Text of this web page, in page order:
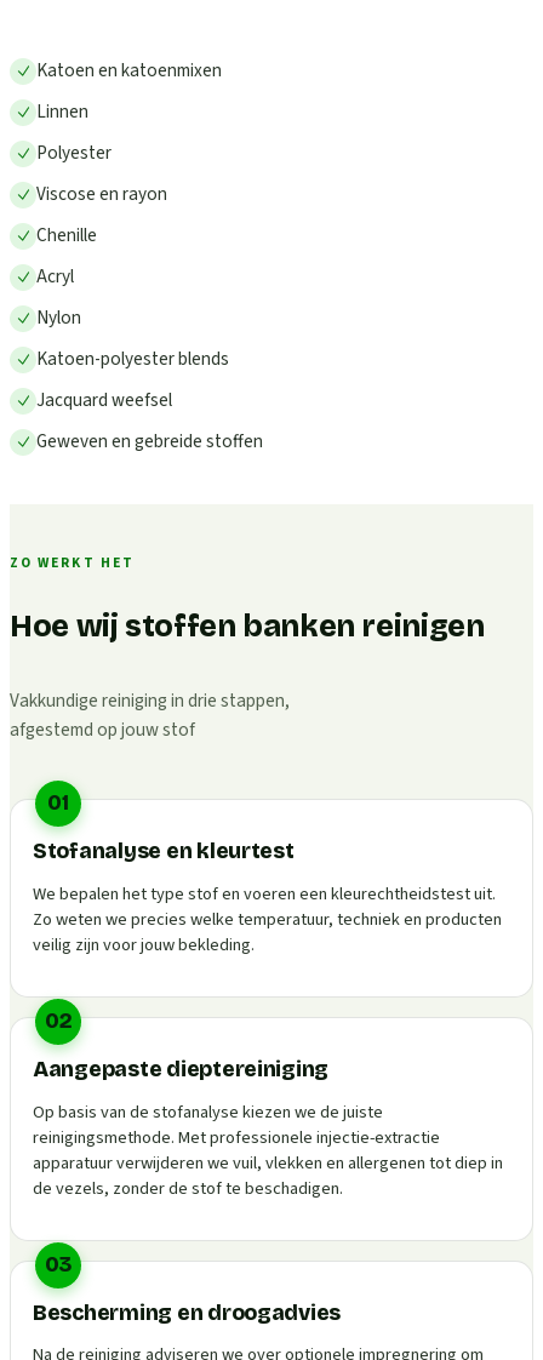
Katoen en katoenmixen
Linnen
Polyester
Viscose en rayon
Chenille
Acryl
Nylon
Katoen-polyester blends
Jacquard weefsel
Geweven en gebreide stoffen
ZO WERKT HET
Hoe wij stoffen banken reinigen
Vakkundige reiniging in drie stappen,
afgestemd op jouw stof
01
Stofanalyse en kleurtest
We bepalen het type stof en voeren een kleurechtheidstest uit.
Zo weten we precies welke temperatuur, techniek en producten
veilig zijn voor jouw bekleding.
02
Aangepaste dieptereiniging
Op basis van de stofanalyse kiezen we de juiste
reinigingsmethode. Met professionele injectie-extractie
apparatuur verwijderen we vuil, vlekken en allergenen tot diep in
de vezels, zonder de stof te beschadigen.
03
Bescherming en droogadvies